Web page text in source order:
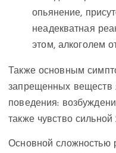
опьянение,
неадекватная
этом, алкоголем
Также основным
запрещенных веществ
поведения:
также чувство
Основной сложностью